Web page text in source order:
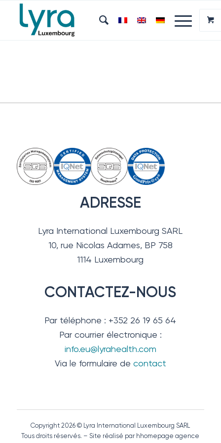
ADRESSE
Lyra International Luxembourg SARL
10, rue Nicolas Adames, BP 758
1114 Luxembourg
CONTACTEZ-NOUS
Par téléphone : +352 26 19 65 64
Par courrier électronique :
info.eu@lyrahealth.com
Via le formulaire de contact
Copyright 2026 © Lyra International Luxembourg SARL
Tous droits réservés. – Site réalisé par hhomepage agence